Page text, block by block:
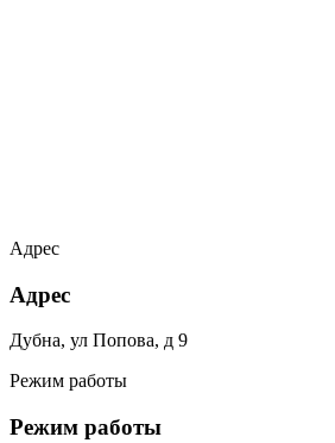
Адрес
Адрес
Дубна, ул Попова, д 9
Режим работы
Режим работы